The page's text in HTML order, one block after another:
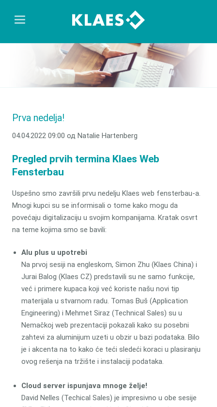
Prva nedelja!
04.04.2022 09:00 од Natalie Hartenberg
Pregled prvih termina Klaes Web
Fensterbau
Uspešno smo završili prvu nedelju Klaes web fensterbau-a.
Mnogi kupci su se informisali o tome kako mogu da
povećaju digitalizaciju u svojim kompanijama. Kratak osvrt
na teme kojima smo se bavili:
Alu plus u upotrebi
Na prvoj sesiji na engleskom, Simon Zhu (Klaes China) i
Jurai Balog (Klaes CZ) predstavili su ne samo funkcije,
već i primere kupaca koji već koriste našu novi tip
materijala u stvarnom radu. Tomas Buš (Application
Engineering) i Mehmet Siraz (Technical Sales) su u
Nemačkoj web prezentaciji pokazali kako su posebni
zahtevi za aluminijum uzeti u obzir u bazi podataka. Bilo
je i akcenta na to kako će teći sledeći koraci u plasiranju
ovog rešenja na tržište i instalaciji podataka.
Cloud server ispunjava mnoge želje!
David Nelles (Techical Sales) je impresivno u obe sesije